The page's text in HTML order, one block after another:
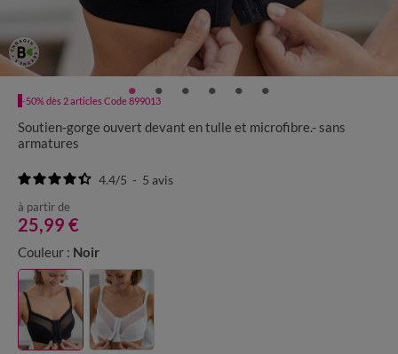
-50% dès 2 articles Code 899013
Soutien-gorge ouvert devant en tulle et microfibre.- sans
armatures
4.4/5 - 5 avis
à partir de
25,99 €
Couleur : Noir